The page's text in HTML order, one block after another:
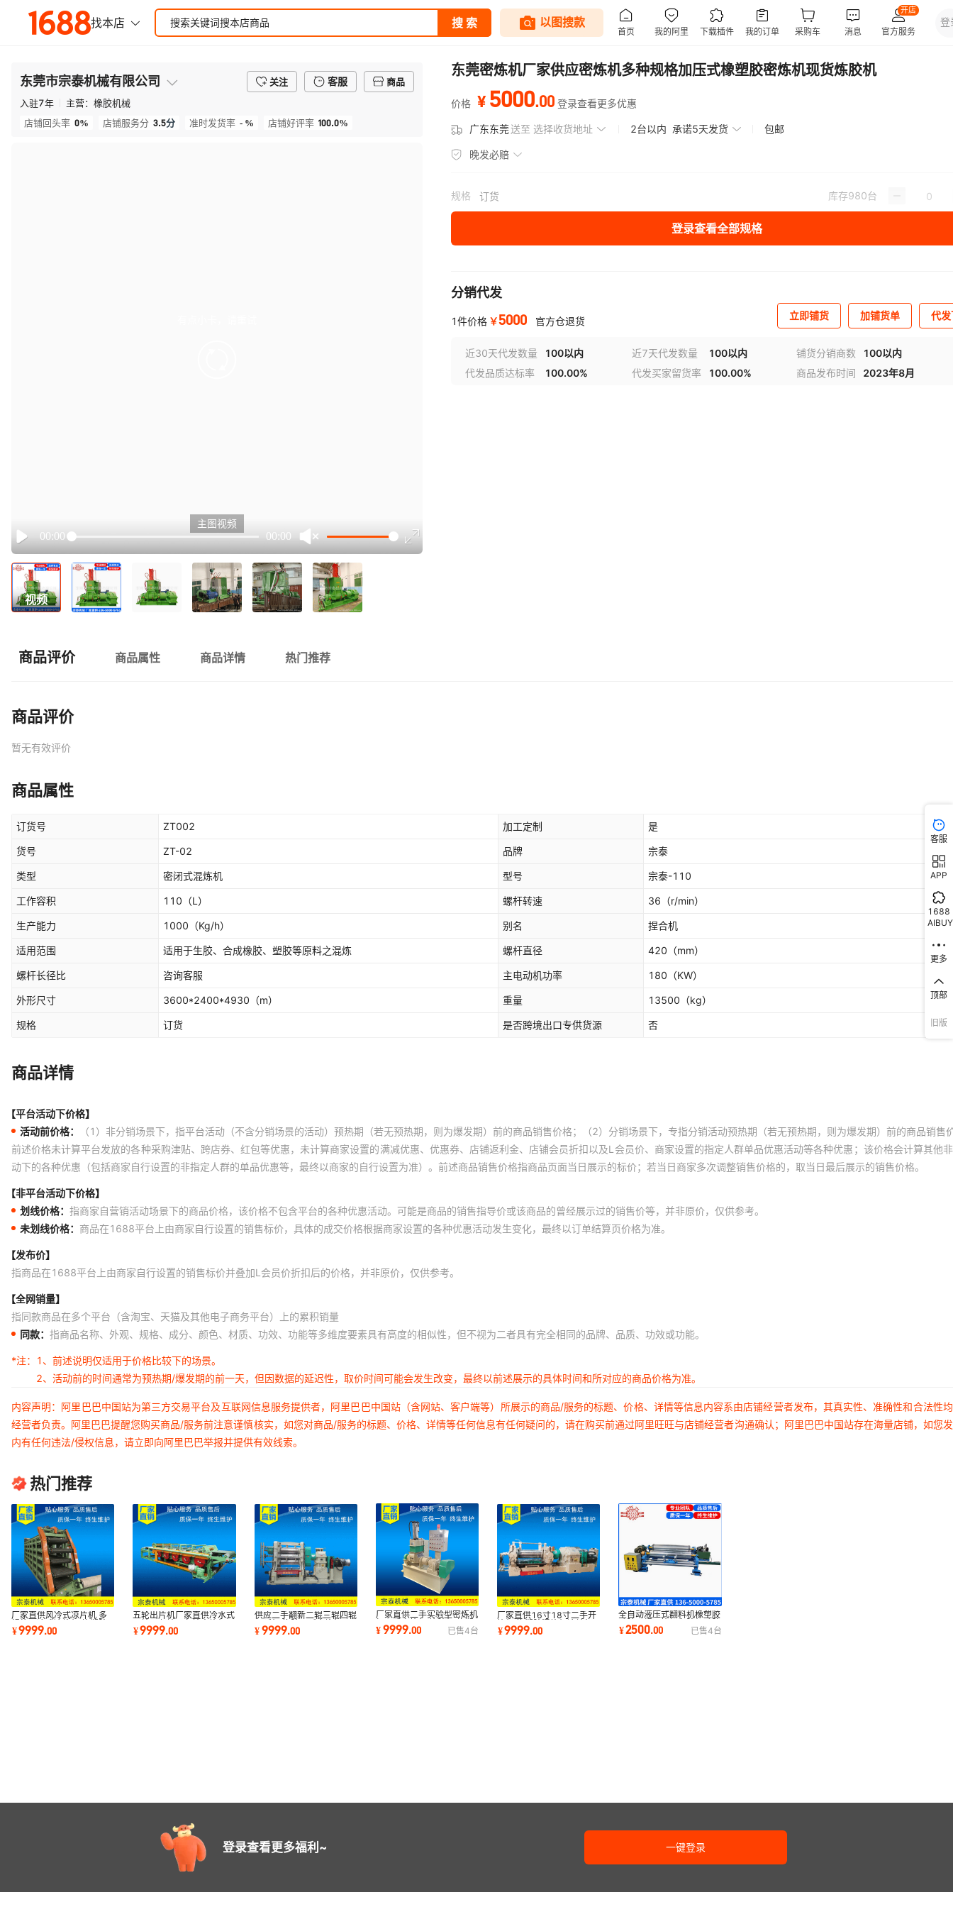
东莞市宗泰机械有限公司 关注 客服
商品
入驻7年 主营： 橡胶机械
店铺回头率 0% 店铺服务分 3.5分 准时发货率 - % 店铺好评率 100.0%
Play
00:00 00:00
主图视频
视频
东莞密炼机厂家供应密炼机多种规格加压式橡塑胶密炼机现货炼胶机
价格 ¥ 5000.00 登录查看更多优惠
广东东莞送至 选择收货地址 2台以内 承诺5天发货 包邮
晚发必赔
规格 订货 库存980台
登录查看全部规格
分销代发
1件价格 ￥5000 官方仓退货 立即铺货 加铺货单 代
近30天代发数量 100以内 近7天代发数量 100以内 铺货分销商数
100以内
代发品质达标率
100.00% 代发买家留货率 100.00% 商品发布时间 2023年8月
商品评价 商品属性 商品详情 热门推荐
商品评价
暂无有效评价
商品属性
订货号 ZT002 加工定制 是
货号 ZT-02 品牌 宗泰
类型 密闭式混炼机 型号 宗泰-110
工作容积 110 （L） 螺杆转速 36 （r/min）
生产能力 1000 （Kg/h） 别名 捏合机
适用范围 适用于生胶、合成橡胶、塑胶等原料之混炼 螺杆直径 420 （mm）
螺杆长径比 咨询客服 主电动机功率 180 （KW）
外形尺寸 3600*2400*4930 （m） 重量 13500 （kg）
规格 订货 是否跨境出口专供货源 否
商品详情
【平台活动下价格】
活动前价格：
（1）非分销场景下，指平台活动（不含分销场景的活动）预热期（若无预热期，则为爆发期）前的商品销售价格；（2）分销场景下，专指分销活动预热期（若无预热期，则为爆发期）前的商品销售
前述价格未计算平台发放的各种采购津贴、跨店券、红包等优惠，未计算商家设置的满减优惠、优惠券、店铺返利金、店铺会员折扣以及L会员价、商家设置的指定人群单品优惠活动等各种优惠；该价格会计算其他
动下的各种优惠（包括商家自行设置的非指定人群的单品优惠等，最终以商家的自行设置为准）。前述商品销售价格指商品页面当日展示的标价；若当日商家多次调整销售价格的，取当日最后展示的销售价格。
【非平台活动下价格】
划线价格： 指商家自营销活动场景下的商品价格，该价格不包含平台的各种优惠活动。可能是商品的销售指导价或该商品的曾经展示过的销售价等，并非原价，仅供参考。
未划线价格： 商品在1688平台上由商家自行设置的销售标价，具体的成交价格根据商家设置的各种优惠活动发生变化，最终以订单结算页价格为准。
【发布价】
指商品在1688平台上由商家自行设置的销售标价并叠加L会员价折扣后的价格，并非原价，仅供参考。
【全网销量】
指同款商品在多个平台（含淘宝、天猫及其他电子商务平台）上的累积销量
同款： 指商品名称、外观、规格、成分、颜色、材质、功效、功能等多维度要素具有高度的相似性，但不视为二者具有完全相同的品牌、品质、功效或功能。
*注：
1、前述说明仅适用于价格比较下的场景。
2、活动前的时间通常为预热期/爆发期的前一天，但因数据的延迟性，取价时间可能会发生改变，最终以前述展示的具体时间和所对应的商品价格为准。
内容声明：阿里巴巴中国站为第三方交易平台及互联网信息服务提供者，阿里巴巴中国站（含网站、客户端等）所展示的商品/服务的标题、价格、详情等信息内容系由店铺经营者发布，其真实性、准确性和合法性
经营者负责。阿里巴巴提醒您购买商品/服务前注意谨慎核实，如您对商品/服务的标题、价格、详情等任何信息有任何疑问的，请在购买前通过阿里旺旺与店铺经营者沟通确认；阿里巴巴中国站存在海量店铺，如您
内有任何违法/侵权信息，请立即向阿里巴巴举报并提供有效线索。
热门推荐
厂家直供风冷式凉片机 多
规格风冷式凉片机 橡塑胶
凉片机
¥9999.00
五轮出片机厂家直供冷水式
五轮、七轮、九轮出片机、
橡塑胶机械
¥9999.00
供应二手翻新二辊三辊四辊
压延机 橡胶压延出片机
¥9999.00
厂家直供二手实验型密炼机
加压式密炼机 炼胶机 橡塑
胶混合机
¥9999.00 已售4台
厂家直供16寸18寸二手开
炼机 橡塑胶混炼机滚轮机
炼胶机规格齐全
¥9999.00
全自动液压式翻料机橡塑胶
硅胶双辊开炼机翻胶机硅胶
混炼机翻料机
¥2500.00 已售4台
登录查看更多福利~ 一键登录
客服
APP
1688
AIBUY
更多
顶部
旧版